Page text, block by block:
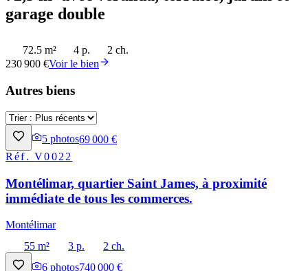
garage double
72.5 m² 4 p.
2 ch.
230 900 €Voir le bien
Autres biens
5 photos69 000 €
Réf.V0022
Montélimar, quartier Saint James, à proximité
immédiate de tous les commerces.
Montélimar
55 m²
3 p.
2 ch.
6 photos740 000 €